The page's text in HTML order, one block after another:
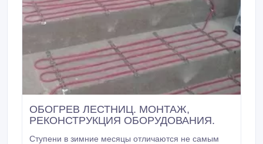
ОБОГРЕВ ЛЕСТНИЦ. МОНТАЖ,
РЕКОНСТРУКЦИЯ ОБОРУДОВАНИЯ.
Ступени в зимние месяцы отличаются не самым